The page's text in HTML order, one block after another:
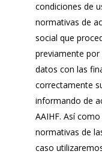
condiciones de
normativas de
social que
previamente por
datos con las
correctamente
informando de
AAIHF. Así
normativas de
caso